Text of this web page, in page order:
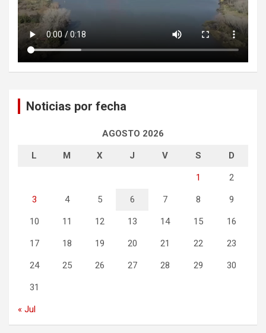
Noticias por fecha
AGOSTO 2026
L M X J V S D
1 2
3 4 5 6 7 8 9
10 11 12 13 14 15 16
17 18 19 20 21 22 23
24 25 26 27 28 29 30
31
« Jul